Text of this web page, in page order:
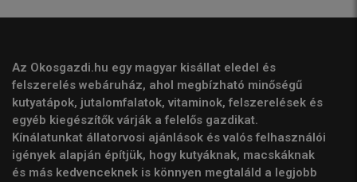
Az Okosgazdi.hu egy magyar kisállat eledel és
felszerelés webáruház, ahol megbízható minőségű
kutyatápok, jutalomfalatok, vitaminok, felszerelések és
egyéb kiegészítők várják a felelős gazdikat.
Kínálatunkat állatorvosi ajánlások és valós felhasználói
igények alapján építjük, hogy kutyáknak, macskáknak
és más kedvenceknek is könnyen megtaláld a legjobb